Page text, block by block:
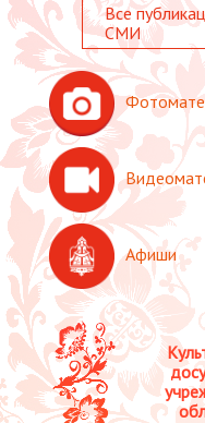
Все
СМИ
Афиши